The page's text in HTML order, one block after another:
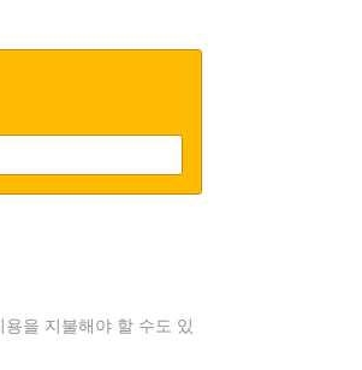
을 지불해야 할 수도 있